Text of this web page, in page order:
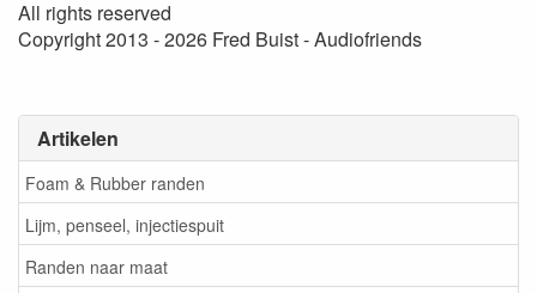
Artikelen
Foam & Rubber randen
Lijm, penseel, injectiespuit
Randen naar maat
All rights reserved
Copyright 2013 - 2026 Fred Buist - Audiofriends